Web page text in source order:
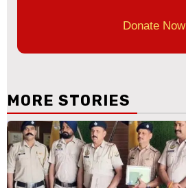
Donate Now
MORE STORIES